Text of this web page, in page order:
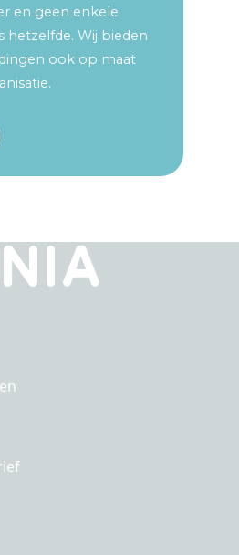
en geen enkele
hetzelfde. Wij bieden
ook op maat